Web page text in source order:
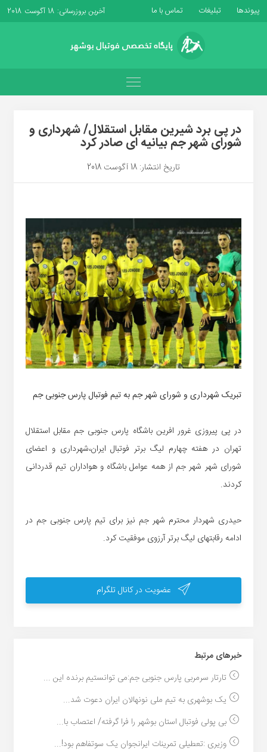
پیوندها تبلیغات تماس با ما آخرین بروزرسانی: 18 آگوست 2018
در پی برد شیرین مقابل استقلال/ شهرداری و
شورای شهر جم بیانیه ای صادر کرد
تاریخ انتشار: 18 آگوست 2018
تبریک شهرداری و شورای شهر جم به تیم فوتبال پارس جنوبی جم
در پی پیروزی غرور افرین باشگاه پارس جنوبی جم مقابل استقلال
تهران در هفته چهارم لیگ برتر فوتبال ایران،شهرداری و اعضای
شورای شهر شهر جم از همه عوامل باشگاه و هواداران تیم قدردانی
کردند.
حیدری شهردار محترم شهر جم نیز برای تیم پارس جنوبی جم در
ادامه رقابتهای لیگ برتر آرزوی موفقیت کرد.
عضویت در کانال تلگرام
خبر‌های مرتبط
تارتار سرمربی پارس جنوبی جم:می توانستیم برنده این ...
یک بوشهری به تیم ملی نونهالان ایران دعوت شد...
بی پولی فوتبال استان بوشهر را فرا گرفته/ اعتصاب با...
وزیری :تعطیلی تمرینات ایرانجوان یک سوتفاهم بود!...